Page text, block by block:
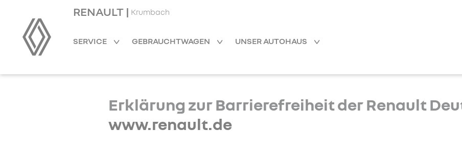
RENAULT | Krumbach
SERVICE GEBRAUCHTWAGEN UNSER AUTOHAUS
Erklärung zur Barrierefreiheit der Renault
www.renault.de